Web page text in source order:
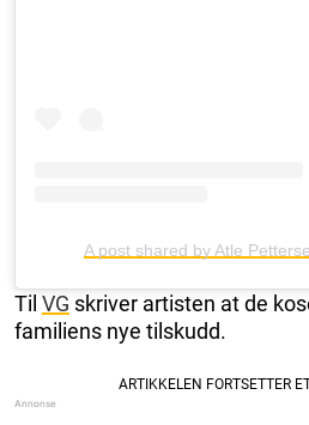
A post shared by Atle
Til VG skriver artisten at de
familiens nye tilskudd.